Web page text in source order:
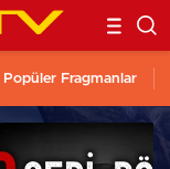
Popüler Fragmanlar